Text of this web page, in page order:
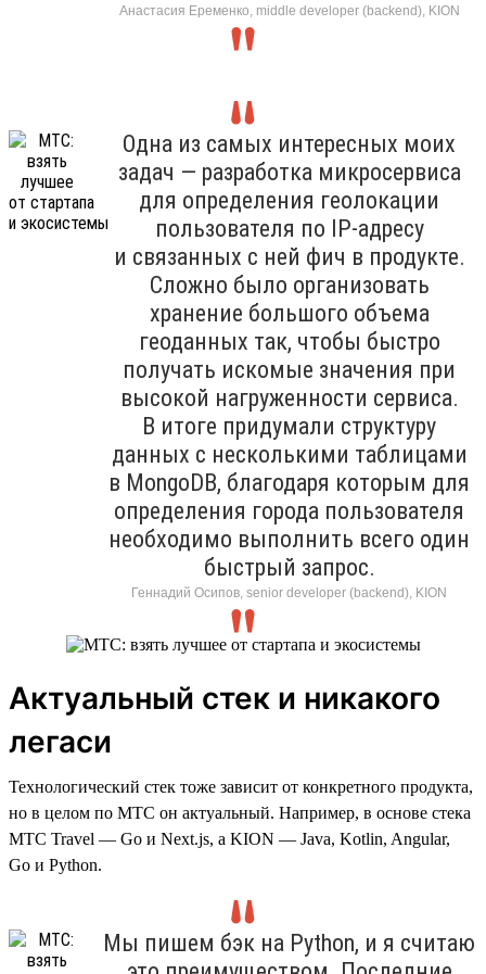
Анастасия Еременко, middle developer (backend), KION
Одна из самых интересных моих
задач — разработка микросервиса
для определения геолокации
пользователя по IP-адресу
и связанных с ней фич в продукте.
Сложно было организовать
хранение большого объема
геоданных так, чтобы быстро
получать искомые значения при
высокой нагруженности сервиса.
В итоге придумали структуру
данных с несколькими таблицами
в MongoDB, благодаря которым для
определения города пользователя
необходимо выполнить всего один
быстрый запрос.
Геннадий Осипов, senior developer (backend), KION
Актуальный стек и никакого
легаси
Технологический стек тоже зависит от конкретного продукта,
но в целом по МТС он актуальный. Например, в основе стека
МТС Travel — Go и Next.js, а KION — Java, Kotlin, Angular,
Go и Python.
Мы пишем бэк на Python, и я считаю